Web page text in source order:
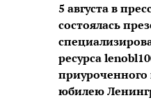
5 августа в
состоялась
ресурса
приуроченного
юбилею